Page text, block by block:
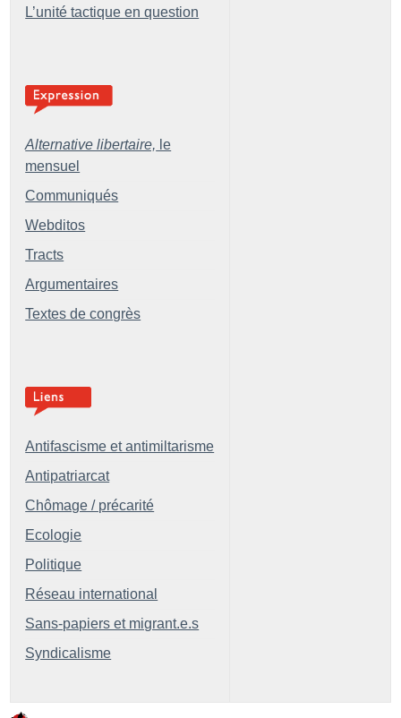
L’unité tactique en question
Alternative libertaire, le
mensuel
Communiqués
Webditos
Tracts
Argumentaires
Textes de congrès
Antifascisme et antimiltarisme
Antipatriarcat
Chômage / précarité
Ecologie
Politique
Réseau international
Sans-papiers et migrant.e.s
Syndicalisme